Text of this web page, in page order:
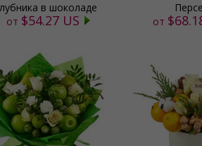
в шоколаде
от $54.27 US
от